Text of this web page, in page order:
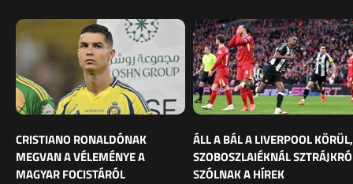
CRISTIANO RONALDÓNAK
MEGVAN A VÉLEMÉNYE A
MAGYAR FOCISTÁRÓL
ÁLL A BÁL A LIVERPOOL KÖRÜL,
SZOBOSZLAIÉKNÁL
SZÓLNAK A HÍREK